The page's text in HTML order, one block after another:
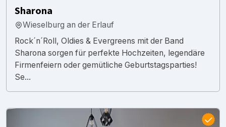
Sharona
Wieselburg an der Erlauf
Rock´n´Roll, Oldies & Evergreens mit der Band
Sharona sorgen für perfekte Hochzeiten, legendäre
Firmenfeiern oder gemütliche Geburtstagsparties!
Se...